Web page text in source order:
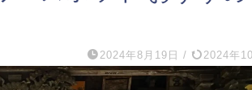
2024年8月19日 / 2024年